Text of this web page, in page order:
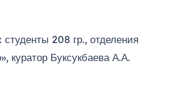
208 гр., отделения
куратор Буксукбаева А.А.